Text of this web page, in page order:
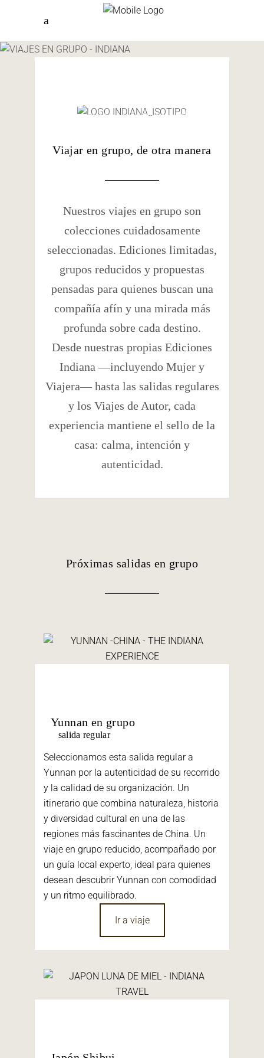
en
grupo
Grupos reducidos, experiencias auténticas y
Viajar en grupo, de otra manera
Nuestros viajes en grupo son
colecciones cuidadosamente
seleccionadas. Ediciones limitadas,
grupos reducidos y propuestas
pensadas para quienes buscan una
compañía afín y una mirada más
profunda sobre cada destino.
Desde nuestras propias Ediciones
Indiana —incluyendo Mujer y
Viajera— hasta las salidas regulares
y los Viajes de Autor, cada
experiencia mantiene el sello de la
casa: calma, intención y
autenticidad.
Próximas salidas en grupo
Yunnan en grupo
salida regular
Seleccionamos esta salida regular a
Yunnan por la autenticidad de su recorrido
y la calidad de su organización. Un
itinerario que combina naturaleza, historia
y diversidad cultural en una de las
regiones más fascinantes de China. Un
viaje en grupo reducido, acompañado por
un guía local experto, ideal para quienes
desean descubrir Yunnan con comodidad
y un ritmo equilibrado.
Ir a viaje